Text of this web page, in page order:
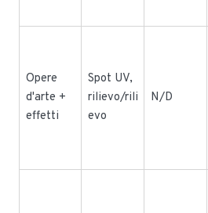
Opere
d'arte +
effetti
Spot UV,
rilievo/rili
evo
N/D